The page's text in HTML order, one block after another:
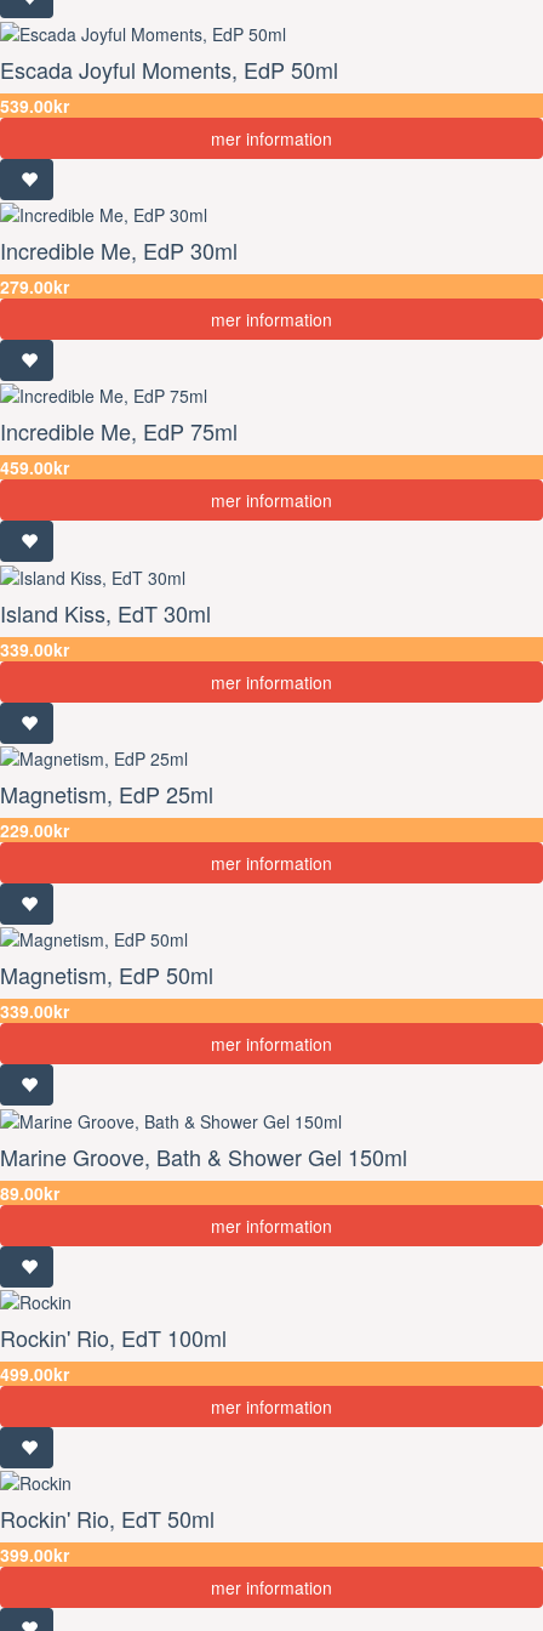
Escada Joyful Moments, EdP 50ml
539.00kr
mer information
Incredible Me, EdP 30ml
279.00kr
mer information
Incredible Me, EdP 75ml
459.00kr
mer information
Island Kiss, EdT 30ml
339.00kr
mer information
Magnetism, EdP 25ml
229.00kr
mer information
Magnetism, EdP 50ml
339.00kr
mer information
Marine Groove, Bath & Shower Gel 150ml
89.00kr
mer information
Rockin' Rio, EdT 100ml
499.00kr
mer information
Rockin' Rio, EdT 50ml
399.00kr
mer information